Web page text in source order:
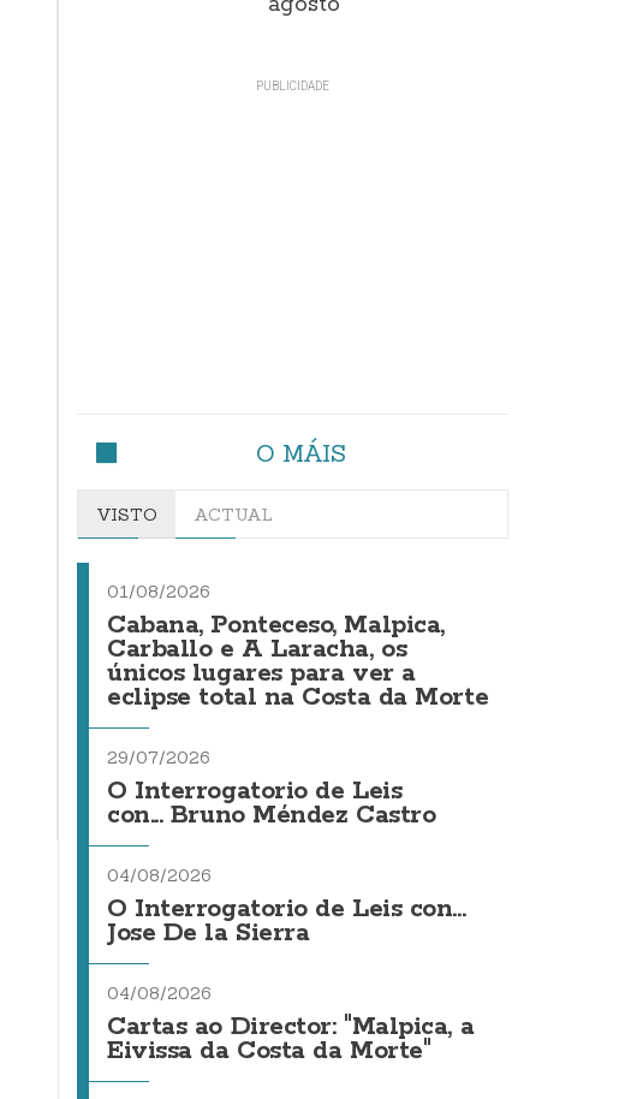
O MÁIS
VISTO ACTUAL
01/08/2026
Cabana, Ponteceso, Malpica,
Carballo e A Laracha, os
únicos lugares para ver a
eclipse total na Costa da Morte
29/07/2026
O Interrogatorio de Leis
con... Bruno Méndez Castro
04/08/2026
O Interrogatorio de Leis con...
Jose De la Sierra
04/08/2026
Cartas ao Director: "Malpica, a
Eivissa da Costa da Morte"